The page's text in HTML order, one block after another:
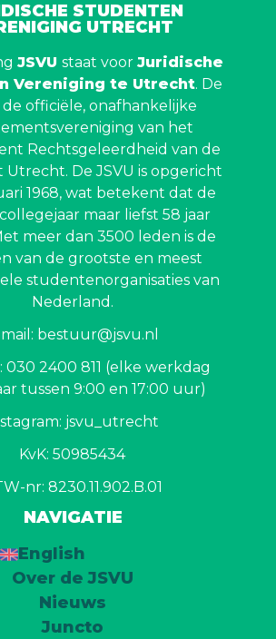
STUDENTEN
UTRECHT
JSVU staat voor Juridische
Vereniging te Utrecht. De
de officiële, onafhankelijke
van het
Rechtsgeleerdheid van de
Utrecht. De JSVU is opgericht
1968, wat betekent dat de
maar liefst 58 jaar
meer dan 3500 leden is de
van de grootste en meest
studentenorganisaties van
Nederland.
mail: bestuur@jsvu.nl
030 2400 811 (elke werkdag
tussen 9:00 en 17:00 uur)
jsvu_utrecht
KvK: 50985434
nr: 8230.11.902.B.01
NAVIGATIE
English
Over de JSVU
Nieuws
Juncto